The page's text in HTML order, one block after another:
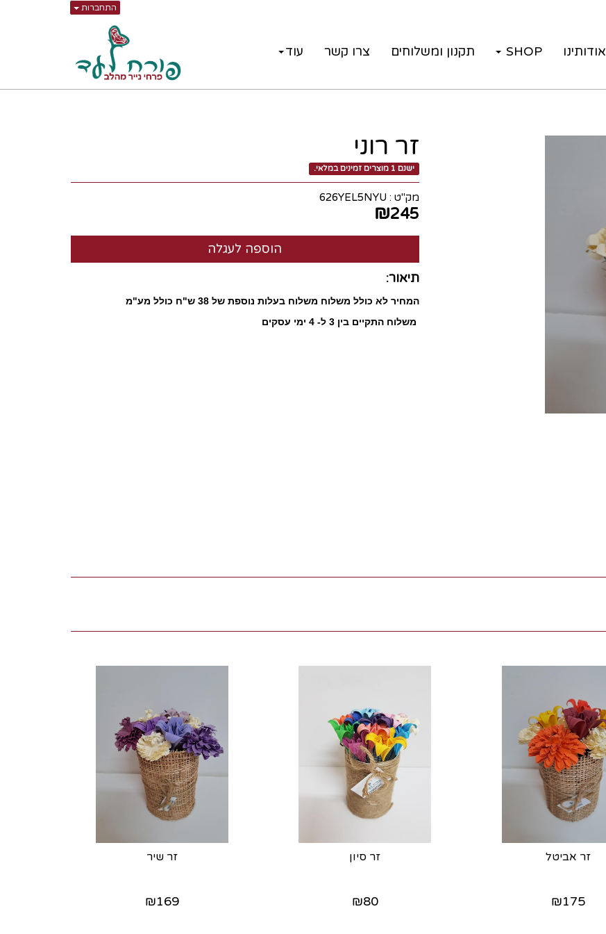
התחברות
אודותינו SHOP תקנון ומשלוחים צרו קשר עוד
זר רוני
ישנם 1 מוצרים זמינים במלאי.
מק"ט : 626YEL5NYU
₪245
תיאור:
המחיר לא כולל משלוח משלוח בעלות נוספת של 38 ש"ח כולל מע"מ
​ משלוח התקיים בין 3 ל- 4 ימי עסקים
זר אביטל
₪175
זר סיון
₪80
זר שיר
₪169